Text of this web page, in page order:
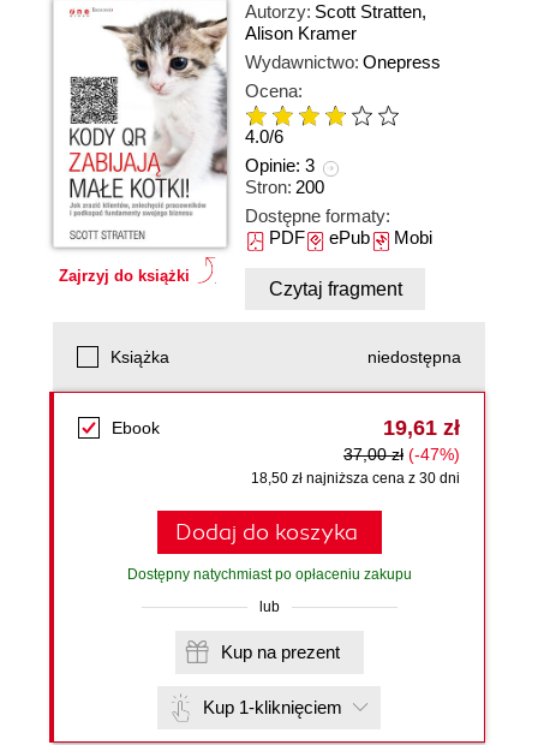
Zajrzyj do książki
Autorzy: Scott Stratten,
Alison Kramer
Wydawnictwo: Onepress
Ocena:
4.0/6
Opinie: 3
Stron: 200
Dostępne formaty:
PDFePubMobi
Czytaj fragment
Książka niedostępna
Ebook 19,61 zł
37,00 zł (-47%)
18,50 zł najniższa cena z 30 dni
Dodaj do koszyka
Dostępny natychmiast po opłaceniu zakupu
lub
Kup na prezent
Kup 1-kliknięciem